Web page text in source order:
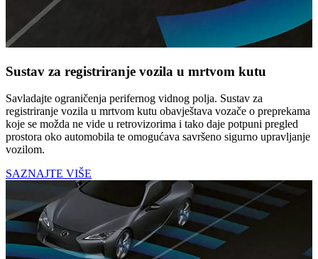
Sustav za registriranje vozila u mrtvom kutu
Savladajte ograničenja perifernog vidnog polja. Sustav za
registriranje vozila u mrtvom kutu obavještava vozače o preprekama
koje se možda ne vide u retrovizorima i tako daje potpuni pregled
prostora oko automobila te omogućava savršeno sigurno upravljanje
vozilom.
SAZNAJTE VIŠE